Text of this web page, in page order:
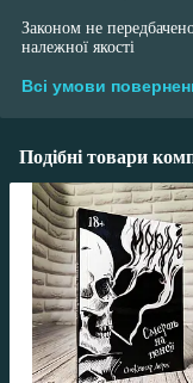
Законом не
належної якості
Всі умови
Подібні товари